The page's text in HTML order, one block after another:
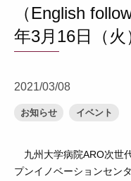
（English
年3月16日（火
2021/03/08
お知らせ イベント
九州大学病院ARO次世
プンイノベーションセン